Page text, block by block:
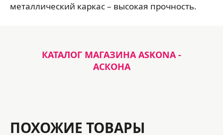
металлический каркас – высокая прочность.
КАТАЛОГ МАГАЗИНА ASKONA -
АСКОНА
ПОХОЖИЕ ТОВАРЫ